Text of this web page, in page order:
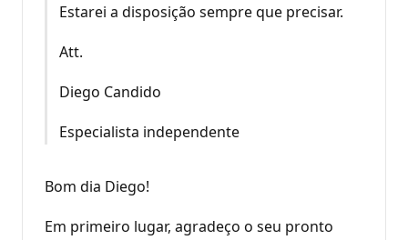
Estarei a disposição sempre que precisar.
Att.
Diego Candido
Especialista independente
Bom dia Diego!
Em primeiro lugar, agradeço o seu pronto